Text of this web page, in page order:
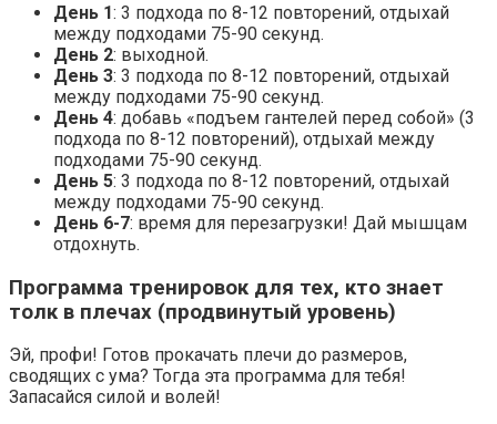
День 1: 3 подхода по 8-12 повторений, отдыхай
между подходами 75-90 секунд.
День 2: выходной.
День 3: 3 подхода по 8-12 повторений, отдыхай
между подходами 75-90 секунд.
День 4: добавь «подъем гантелей перед собой» (3
подхода по 8-12 повторений), отдыхай между
подходами 75-90 секунд.
День 5: 3 подхода по 8-12 повторений, отдыхай
между подходами 75-90 секунд.
День 6-7: время для перезагрузки! Дай мышцам
отдохнуть.
Программа тренировок для тех, кто знает
толк в плечах (продвинутый уровень)
Эй, профи! Готов прокачать плечи до размеров,
сводящих с ума? Тогда эта программа для тебя!
Запасайся силой и волей!